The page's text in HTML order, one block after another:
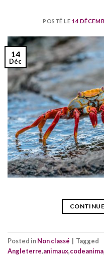
POSTÉ LE14
14
Déc
Posted inNon classé | Tagged
Angleterre,animaux,codeanima,